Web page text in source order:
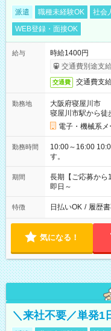
派遣 職種未経験OK 社会
WEB登録・面接OK
給与
時給1400円
交通費別途支
交通費 交通費支
勤務地
大阪府寝屋川市
寝屋川市駅から徒
電子・機械系メ
勤務時間
10:00～16:00 10:00～17:00 ※表記のうち
す。
期間
長期【ご応募から
即日～
特徴 日払いOK / 履歴
気になる！
＼来社不要／単発1